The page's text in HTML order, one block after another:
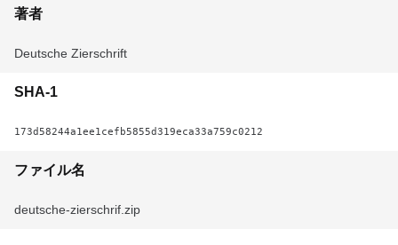
著者
Deutsche Zierschrift
SHA-1
173d58244a1ee1cefb5855d319eca33a759c0212
ファイル名
deutsche-zierschrif.zip